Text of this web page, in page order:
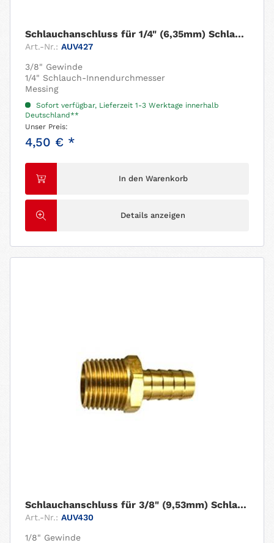
Schlauchanschluss für 1/4" (6,35mm) Schlauch....
Art.-Nr.: AUV427
3/8" Gewinde
1/4" Schlauch-Innendurchmesser
Messing
Sofort verfügbar, Lieferzeit 1-3 Werktage innerhalb
Deutschland**
Unser Preis:
4,50 € *
In den Warenkorb
Details anzeigen
Schlauchanschluss für 3/8" (9,53mm) Schlauch....
Art.-Nr.: AUV430
1/8" Gewinde